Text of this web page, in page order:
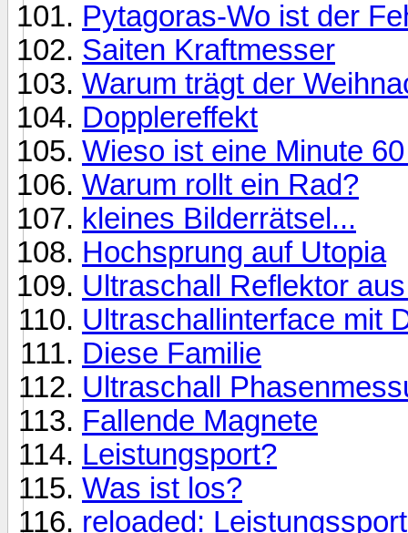
Pytagoras-Wo ist der
Saiten Kraftmesser
Warum trägt der
Dopplereffekt
Wieso ist eine Minute
Warum rollt ein Rad?
kleines Bilderrätsel...
Hochsprung auf Utopia
Ultraschall Reflektor
Ultraschallinterface mit
Diese Familie
Ultraschall
Fallende Magnete
Leistungsport?
Was ist los?
reloaded: Leistungssport